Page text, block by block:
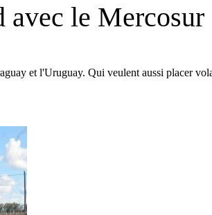
avec le Mercosur
et l'Uruguay. Qui veulent aussi placer